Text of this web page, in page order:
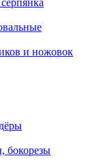
и ножовок
бокорезы